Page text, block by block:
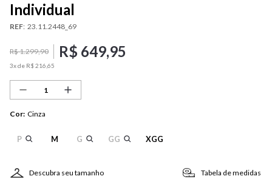
Individual
REF: 23.11.2448_69
R$1.299,90 R$ 649,95
3x de R$216 65
Cor: Cinza
P M G GG XGG
Descubra seu tamanho Tabela de medidas